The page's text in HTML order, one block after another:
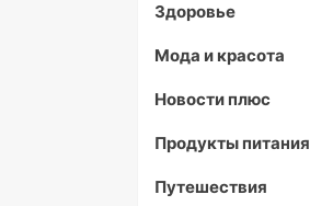
Здоровье
Мода и красота
Новости плюс
Продукты питания
Путешествия